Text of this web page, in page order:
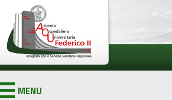
MENU